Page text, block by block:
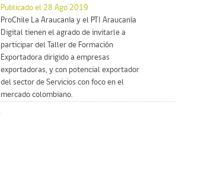
Publicado el 28 Ago 2019
ProChile La Araucanía y el PTI Araucanía
Digital tienen el agrado de invitarle a
participar del Taller de Formación
Exportadora dirigido a empresas
exportadoras, y con potencial exportador
del sector de Servicios con foco en el
mercado colombiano.